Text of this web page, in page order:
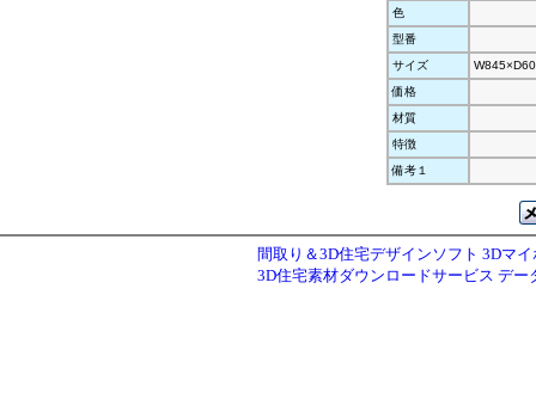
色
型番
サイズ
価格
材質
特徴
備考１
間取り＆3D住宅デザインソフト 3Dマ
3D住宅素材ダウンロードサービス デー